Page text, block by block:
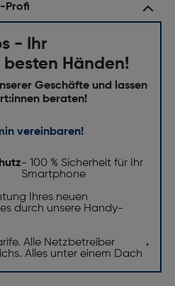
Profi
- Ihr
Händen!
Geschäfte und lassen
beraten!
vereinbaren!
- 100 % Sicherheit für Ihr
Smartphone
Ihres neuen
durch unsere Handy-
Alle Netzbetreiber
Alles unter einem Dach
.